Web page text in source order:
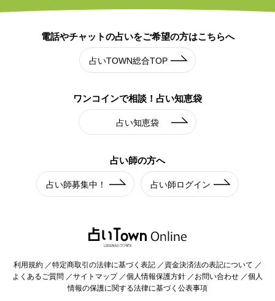
電話やチャットの占いをご希望の方はこちらへ
占いTOWN総合TOP
ワンコインで相談！ 占い知恵袋
占い知恵袋
占い師の方へ
占い師募集中！ 占い師ログイン
利用規約 特定商取引の法律に基づく表記
資金決済法の表記について
よくあるご質問
サイトマップ 個人情報保護方針 お問い合わせ
個人
情報の保護に関する法律に基づく公表事項